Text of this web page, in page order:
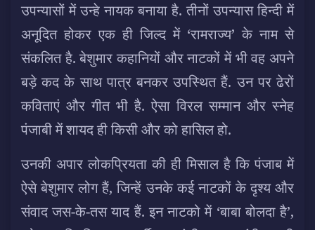
उपन्यासों में उन्हे नायक बनाया है. तीनों उपन्यास हिन्दी में
अनूदित होकर एक ही जिल्द में ‘रामराज्य’ के नाम से
संकलित है. बेशुमार कहानियों और नाटकों में भी वह अपने
बड़े कद के साथ पात्र बनकर उपस्थित हैं. उन पर ढेरों
कविताएं और गीत भी है. ऐसा विरल सम्मान और स्नेह
पंजाबी में शायद ही किसी और को हासिल हो.
उनकी अपार लोकप्रियता की ही मिसाल है कि पंजाब में
ऐसे बेशुमार लोग हैं, जिन्हें उनके कई नाटकों के दृश्य और
संवाद जस-के-तस याद हैं. इन नाटको में ‘बाबा बोलदा है’,